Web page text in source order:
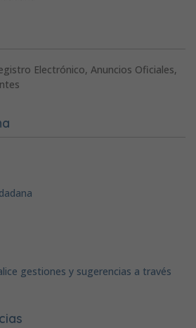
Electrónico, Anuncios Oficiales,
gestiones y sugerencias a través